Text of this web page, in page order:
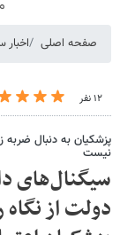
صفحه اصلی
۱۲ نفر
پزشکیان به دنبال
نیست
سیگنال‌های
دولت از